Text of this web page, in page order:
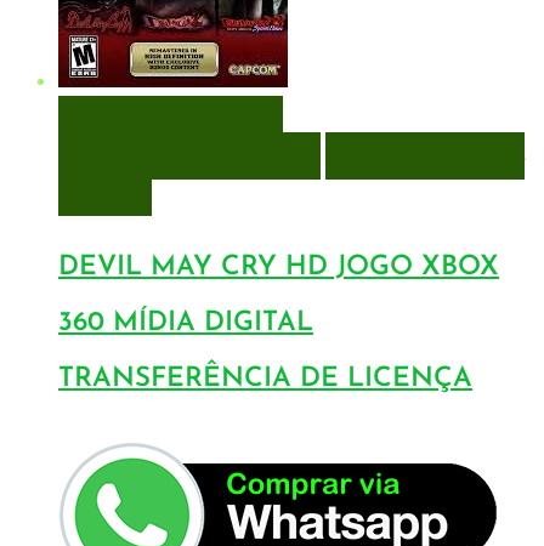
DEVIL MAY CRY HD JOGO XBOX
360 MÍDIA DIGITAL
TRANSFERÊNCIA DE LICENÇA